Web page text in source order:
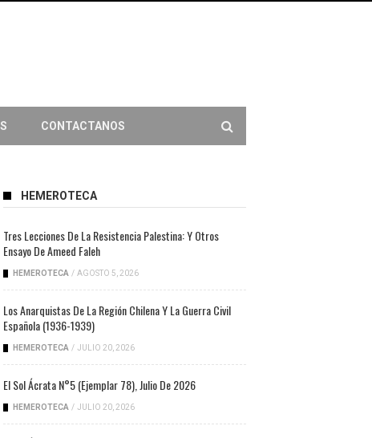
CONTACTANOS
HEMEROTECA
Tres Lecciones De La Resistencia Palestina: Y Otros
Ensayo De Ameed Faleh
HEMEROTECA / AGOSTO 5, 2026
Los Anarquistas De La Región Chilena Y La Guerra Civil
Española (1936-1939)
HEMEROTECA / JULIO 20, 2026
El Sol Ácrata N°5 (ejemplar 78), Julio De 2026
HEMEROTECA / JULIO 20, 2026